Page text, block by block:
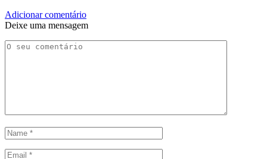
Adicionar comentário
Deixe uma mensagem